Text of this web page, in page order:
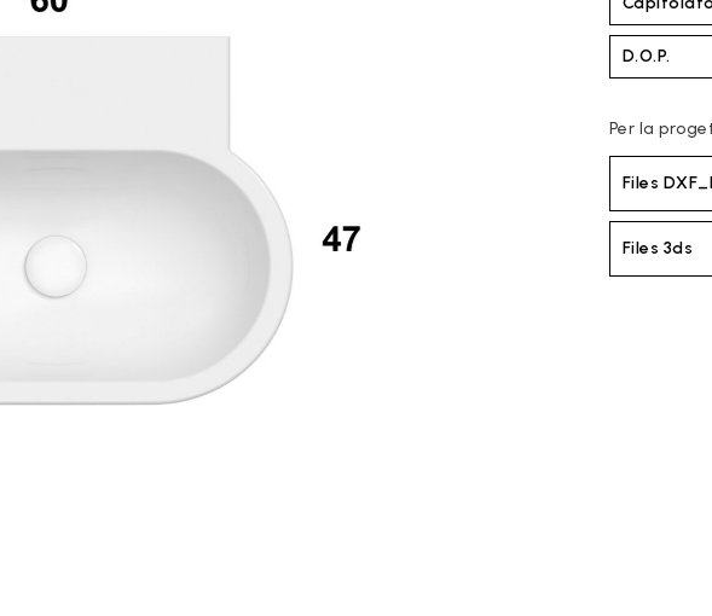
D.O.P.
Per la
Files
Files 3ds